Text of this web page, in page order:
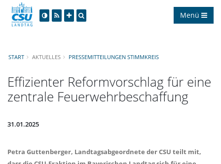
Menü
START AKTUELLES PRESSEMITTEILUNGEN STIMMKREIS
Effizienter Reformvorschlag für eine
zentrale Feuerwehrbeschaffung
31.01.2025
Petra Guttenberger, Landtagsabgeordnete der CSU teilt mit,